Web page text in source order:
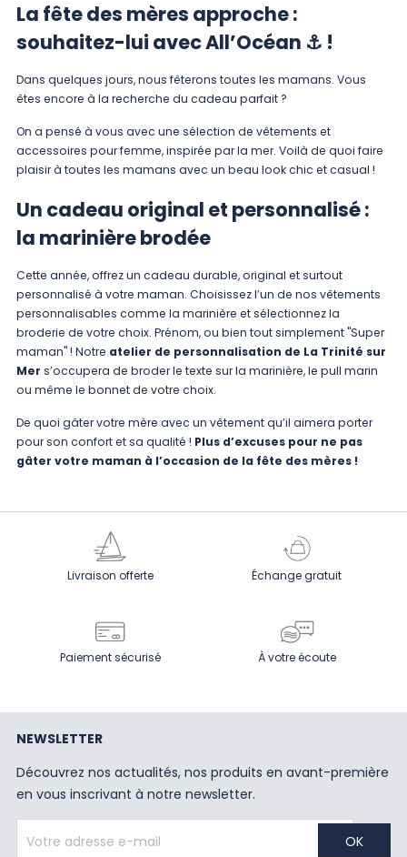
La fête des mères approche :
souhaitez-lui avec All’Océan ⚓ !
Dans quelques jours, nous fêterons toutes les mamans. Vous
êtes encore à la recherche du cadeau parfait ?
On a pensé à vous avec une sélection de vêtements et
accessoires pour femme, inspirée par la mer. Voilà de quoi faire
plaisir à toutes les mamans avec un beau look chic et casual !
Un cadeau original et personnalisé :
la marinière brodée
Cette année, offrez un cadeau durable, original et surtout
personnalisé à votre maman. Choisissez l’un de nos vêtements
personnalisables comme la marinière et sélectionnez la
broderie de votre choix. Prénom, ou bien tout simplement "Super
maman" ! Notre atelier de personnalisation de La Trinité sur
Mer s’occupera de broder le texte sur la marinière, le pull marin
ou même le bonnet de votre choix.
De quoi gâter votre mère avec un vêtement qu’il aimera porter
pour son confort et sa qualité ! Plus d’excuses pour ne pas
gâter votre maman à l’occasion de la fête des mères !
Livraison offerte Échange gratuit
Paiement sécurisé À votre écoute
NEWSLETTER
Découvrez nos actualités, nos produits en avant-première
en vous inscrivant à notre newsletter.